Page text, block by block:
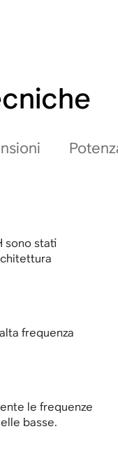
sono stati
frequenza
le frequenze
basse.